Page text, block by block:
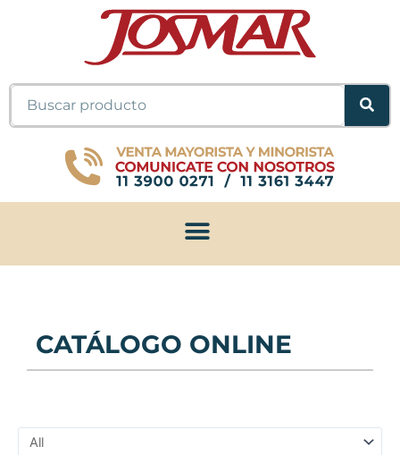
Buscar
CATÁLOGO ONLINE